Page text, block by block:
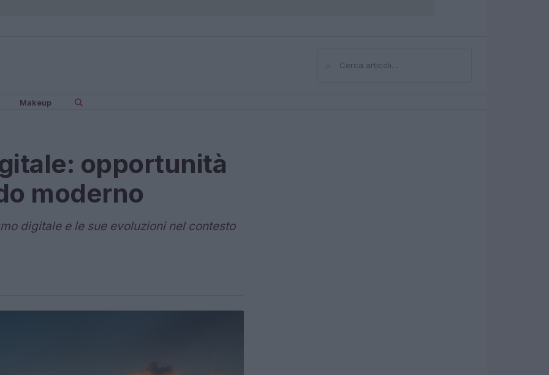
⌕Cerca
Makeup
opportunità
moderno
digitale e le sue evoluzioni nel contesto